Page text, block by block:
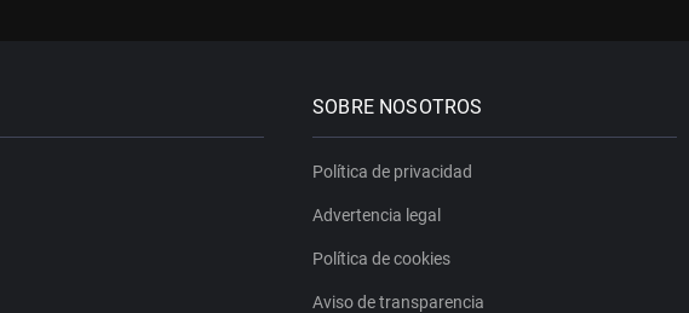
SOBRE NOSOTROS
Política de privacidad
Advertencia legal
Política de cookies
Aviso de transparencia